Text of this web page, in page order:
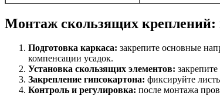
Монтаж скользящих креплений:
Подготовка каркаса: закрепите основные
компенсации усадок.
Установка скользящих элементов:
Закрепление гипсокартона: фиксируйте
Контроль и регулировка: после монтажа